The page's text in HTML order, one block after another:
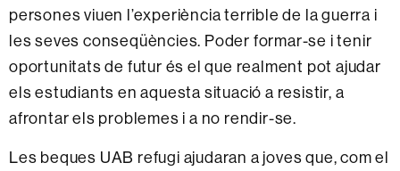
persones viuen l’experiència terrible de la guerra i
les seves conseqüències. Poder formar-se i tenir
oportunitats de futur és el que realment pot ajudar
els estudiants en aquesta situació a resistir, a
afrontar els problemes i a no rendir-se.
Les beques UAB refugi ajudaran a joves que, com el